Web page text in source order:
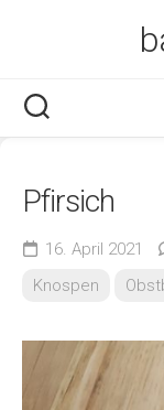
Pfirsich
16. April 2021
Knospen